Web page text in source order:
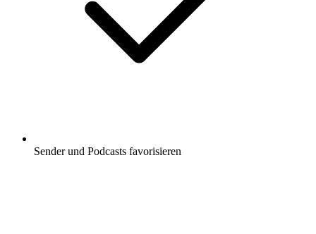
Sender und Podcasts favorisieren